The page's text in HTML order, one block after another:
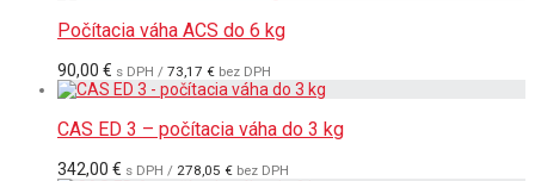
Počítacia váha ACS do 6 kg
90,00 € s DPH / 73,17 € bez DPH
CAS ED 3 – počítacia váha do 3 kg
342,00 € s DPH / 278,05 € bez DPH